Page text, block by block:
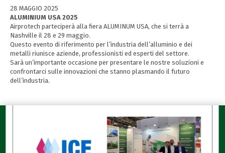
28 MAGGIO 2025
ALUMINIUM USA 2025
Airprotech parteciperà alla fiera ALUMINUM USA, che si terrà a
Nashville il 28 e 29 maggio.
Questo evento di riferimento per l’industria dell’alluminio e dei
metalli riunisce aziende, professionisti ed esperti del settore.
Sarà un’importante occasione per presentare le nostre soluzioni e
confrontarci sulle innovazioni che stanno plasmando il futuro
dell’industria.